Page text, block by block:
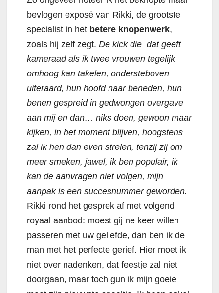
bevlogen exposé van Rikki, de grootste
specialist in het betere knopenwerk,
zoals hij zelf zegt. De kick die dat geeft
kameraad als ik twee vrouwen tegelijk
omhoog kan takelen, ondersteboven
uiteraard, hun hoofd naar beneden, hun
benen gespreid in gedwongen overgave
aan mij en dan… niks doen, gewoon maar
kijken, in het moment blijven, hoogstens
zal ik hen dan even strelen, tenzij zij om
meer smeken, jawel, ik ben populair, ik
kan de aanvragen niet volgen, mijn
aanpak is een succesnummer geworden.
Rikki rond het gesprek af met volgend
royaal aanbod: moest gij ne keer willen
passeren met uw geliefde, dan ben ik de
man met het perfecte gerief. Hier moet ik
niet over nadenken, dat feestje zal niet
doorgaan, maar toch gun ik mijn goeie